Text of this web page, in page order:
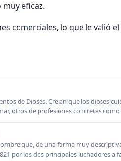
eficaz.
comerciales, lo que le valió
de Dioses. Creian que los dioses
otros de profesiones concretas como
que, de una forma muy
por los dos principales luchadores a